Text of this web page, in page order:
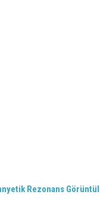
Rezonans